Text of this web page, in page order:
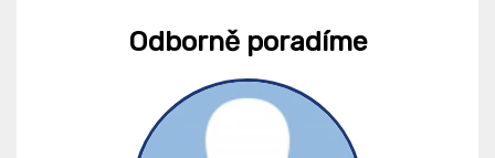
Odborně poradíme